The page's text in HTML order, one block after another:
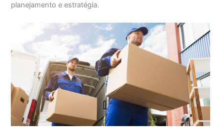
planejamento e estratégia.